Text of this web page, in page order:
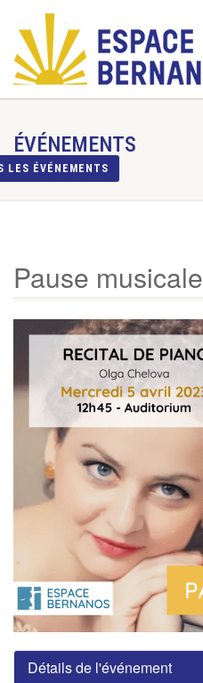
ÉVÉNEMENTS
LES ÉVÉNEMENTS
Pause musicale
Détails de l'événement